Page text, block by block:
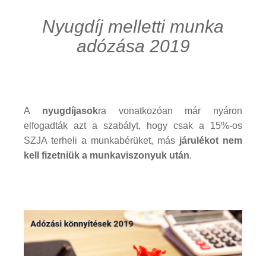
Nyugdíj melletti munka
adózása 2019
A nyugdíjasokra vonatkozóan már nyáron
elfogadták azt a szabályt, hogy csak a 15%-os
SZJA terheli a munkabérüket, más járulékot nem
kell fizetniük a munkaviszonyuk után.